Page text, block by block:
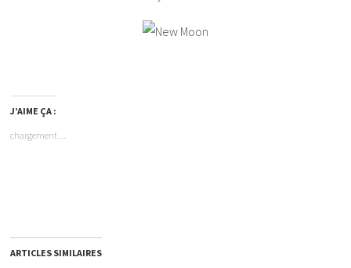
J’AIME ÇA :
chargement…
ARTICLES SIMILAIRES